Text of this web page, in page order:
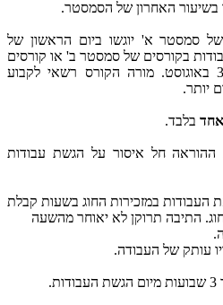
בשיעור האחרון של הסמסטר.
של סמסטר א' יוגשו ביום הראשון של
בקורסים של סמסטר ב' או קורסים
שנתיים יוגשו ב- 3 באוגוסט. מורה הקורס רשאי לקבוע
יותר.
אחד בלבד.
חל איסור על הגשת עבודות
העבודות במזכירות החוג בשעות קבלת
התיבה תרוקן לא יאוחר מהשעה
עותק של העבודה.